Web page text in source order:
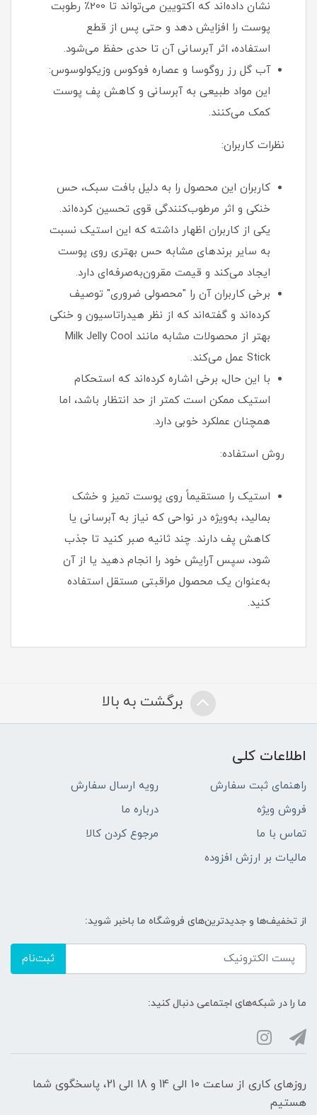
نشان داده‌اند که اکتویین می‌تواند تا 200٪ رطوبت
پوست را افزایش دهد و حتی پس از قطع
استفاده، اثر آبرسانی آن تا حدی حفظ می‌شود.
آب گل رز روگوسا و عصاره فوکوس وزیکولوسوس:
این مواد طبیعی به آبرسانی و کاهش پف پوست
کمک می‌کنند.
نظرات کاربران:
کاربران این محصول را به دلیل بافت سبک، حس
خنکی و اثر مرطوب‌کنندگی قوی تحسین کرده‌اند.
یکی از کاربران اظهار داشته که این استیک نسبت
به سایر برندهای مشابه حس بهتری روی پوست
ایجاد می‌کند و قیمت مقرون‌به‌صرفه‌ای دارد.
برخی کاربران آن را "محصولی ضروری" توصیف
کرده‌اند و گفته‌اند که از نظر هیدراتاسیون و خنکی
بهتر از محصولات مشابه مانند Milk Jelly Cool
Stick عمل می‌کند.
با این حال، برخی اشاره کرده‌اند که استحکام
استیک ممکن است کمتر از حد انتظار باشد، اما
همچنان عملکرد خوبی دارد.
روش استفاده:
استیک را مستقیماً روی پوست تمیز و خشک
بمالید، به‌ویژه در نواحی که نیاز به آبرسانی یا
کاهش پف دارند. چند ثانیه صبر کنید تا جذب
شود، سپس آرایش خود را انجام دهید یا از آن
به‌عنوان یک محصول مراقبتی مستقل استفاده
کنید.
برگشت به بالا
اطلاعات کلی
راهنمای ثبت سفارش
رویه ارسال سفارش
فروش ویژه
درباره ما
تماس با ما
مرجوع کردن کالا
مالیات بر ارزش افزوده
از تخفیف‌ها و جدیدترین‌های فروشگاه ما باخبر شوید:
ثبت‌نام
ما را در شبکه‌های اجتماعی دنبال کنید:
روزهای کاری از ساعت 10 الی 14 و 18 الی 21، پاسخگوی شما
هستیم